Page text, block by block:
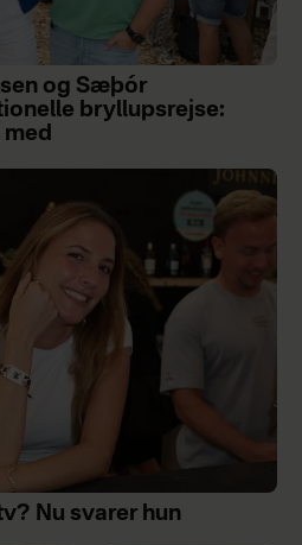
og Sæþór
bryllupsrejse:
Nu svarer hun